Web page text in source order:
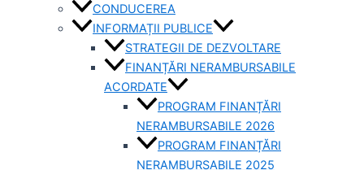
CONDUCEREA
INFORMAȚII PUBLICE
STRATEGII DE DEZVOLTARE
FINANȚĂRI NERAMBURSABILE
ACORDATE
PROGRAM FINANȚĂRI
NERAMBURSABILE 2026
PROGRAM FINANȚĂRI
NERAMBURSABILE 2025